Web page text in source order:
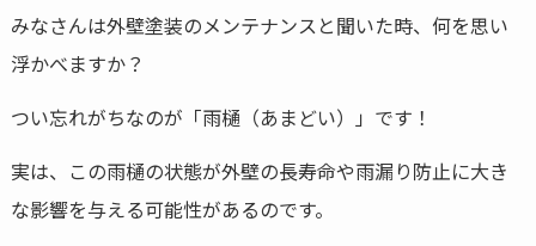
みなさんは外壁塗装のメンテナンスと聞いた時、何を思い
浮かべますか？
つい忘れがちなのが「雨樋（あまどい）」です！
実は、この雨樋の状態が外壁の長寿命や雨漏り防止に大き
な影響を与える可能性があるのです。